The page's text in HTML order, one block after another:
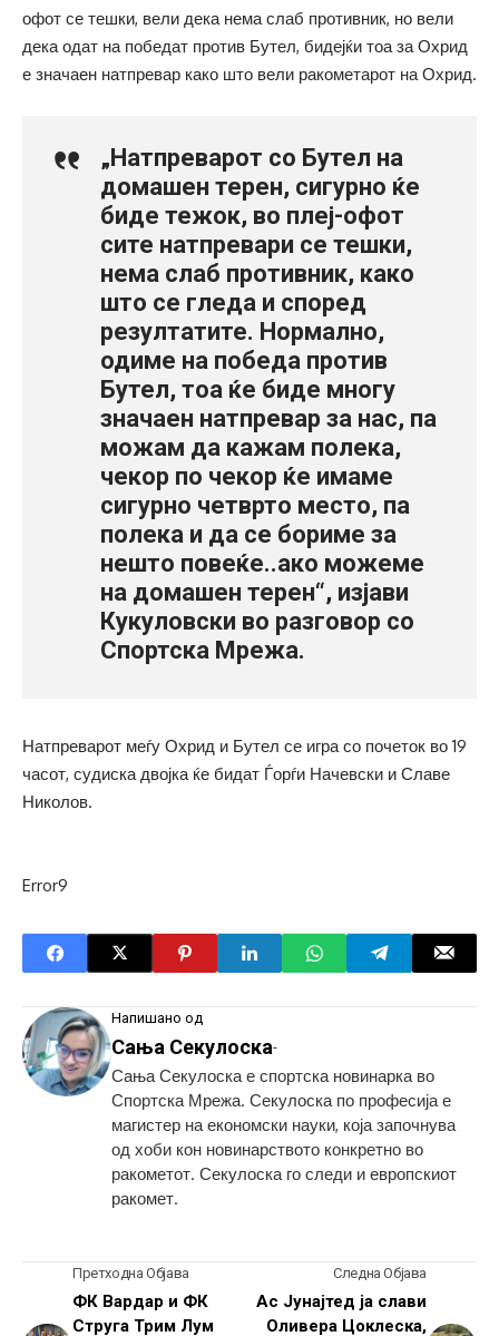
офот се тешки, вели дека нема слаб противник, но вели
дека одат на победат против Бутел, бидејќи тоа за Охрид
е значаен натпревар како што вели ракометарот на Охрид.
„Натпреварот со Бутел на
домашен терен, сигурно ќе
биде тежок, во плеј-офот
сите натпревари се тешки,
нема слаб противник, како
што се гледа и според
резултатите. Нормално,
одиме на победа против
Бутел, тоа ќе биде многу
значаен натпревар за нас, па
можам да кажам полека,
чекор по чекор ќе имаме
сигурно четврто место, па
полека и да се бориме за
нешто повеќе..ако можеме
на домашен терен“, изјави
Кукуловски во разговор со
Спортска Мрежа.
Натпреварот меѓу Охрид и Бутел се игра со почеток во 19
часот, судиска двојка ќе бидат Ѓорѓи Начевски и Славе
Николов.
Error9
Напишано од
Сања Секулоска-
Сања Секулоска е спортска новинарка во
Спортска Мрежа. Секулоска по професија е
магистер на економски науки, која започнува
од хоби кон новинарството конкретно во
ракометот. Секулоска го следи и европскиот
ракомет.
Претходна Објава
ФК Вардар и ФК
Струга Трим Лум
Следна Објава
Ас Јунајтед ја слави
Оливера Цоклеска,